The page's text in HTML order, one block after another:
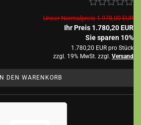
Unser Normalpreis 1.978,00 EUR
Ihr Preis 1.780,20 EUR
Sie sparen 10%
1.780,20 EUR pro Stück
zzgl. 19% MwSt. zzgl. Versand
IN DEN WARENKORB